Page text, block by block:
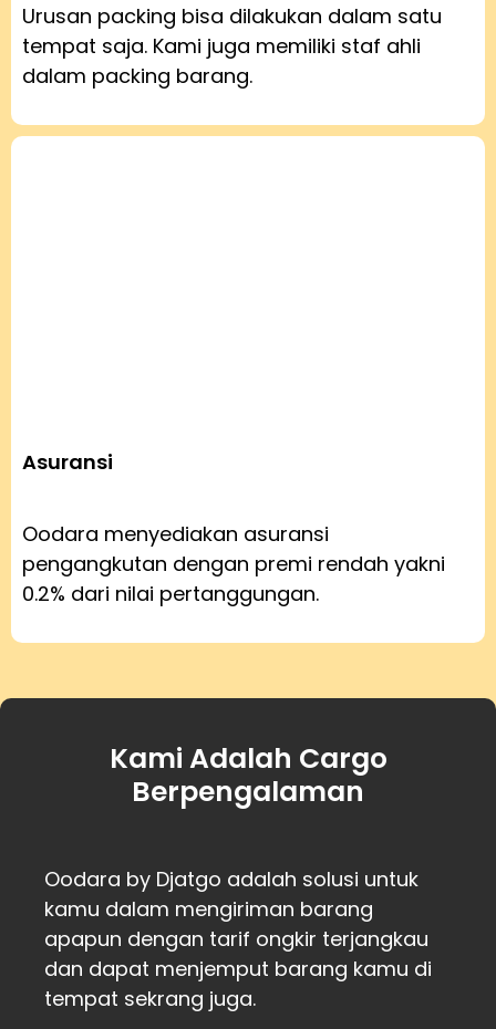
Urusan packing bisa dilakukan dalam satu
tempat saja. Kami juga memiliki staf ahli
dalam packing barang.
Asuransi
Oodara menyediakan asuransi
pengangkutan dengan premi rendah yakni
0.2% dari nilai pertanggungan.
Kami Adalah Cargo
Berpengalaman
Oodara by Djatgo adalah solusi untuk
kamu dalam mengiriman barang
apapun dengan tarif ongkir terjangkau
dan dapat menjemput barang kamu di
tempat sekrang juga.